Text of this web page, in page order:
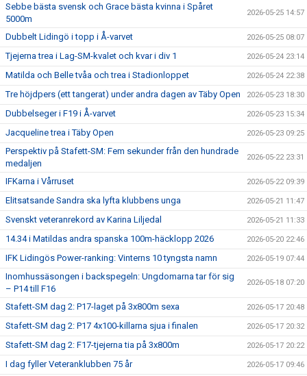
Sebbe bästa svensk och Grace bästa kvinna i Spåret
5000m
2026-05-25 14:57
Dubbelt Lidingö i topp i Å-varvet 2026-05-25 08:07
Tjejerna trea i Lag-SM-kvalet och kvar i div 1 2026-05-24 23:14
Matilda och Belle tvåa och trea i Stadionloppet 2026-05-24 22:38
Tre höjdpers (ett tangerat) under andra dagen av Täby Open 2026-05-23 18:30
Dubbelseger i F19 i Å-varvet 2026-05-23 15:34
Jacqueline trea i Täby Open 2026-05-23 09:25
Perspektiv på Stafett-SM: Fem sekunder från den hundrade
medaljen
2026-05-22 23:31
IFKarna i Vårruset 2026-05-22 09:39
Elitsatsande Sandra ska lyfta klubbens unga 2026-05-21 11:47
Svenskt veteranrekord av Karina Liljedal 2026-05-21 11:33
14.34 i Matildas andra spanska 100m-häcklopp 2026 2026-05-20 22:46
IFK Lidingös Power-ranking: Vinterns 10 tyngsta namn 2026-05-19 07:44
Inomhussäsongen i backspegeln: Ungdomarna tar för sig
– P14 till F16
2026-05-18 07:20
Stafett-SM dag 2: P17-laget på 3x800m sexa 2026-05-17 20:48
Stafett-SM dag 2: P17 4x100-killarna sjua i finalen 2026-05-17 20:32
Stafett-SM dag 2: F17-tjejerna tia på 3x800m 2026-05-17 20:22
I dag fyller Veteranklubben 75 år 2026-05-17 09:46